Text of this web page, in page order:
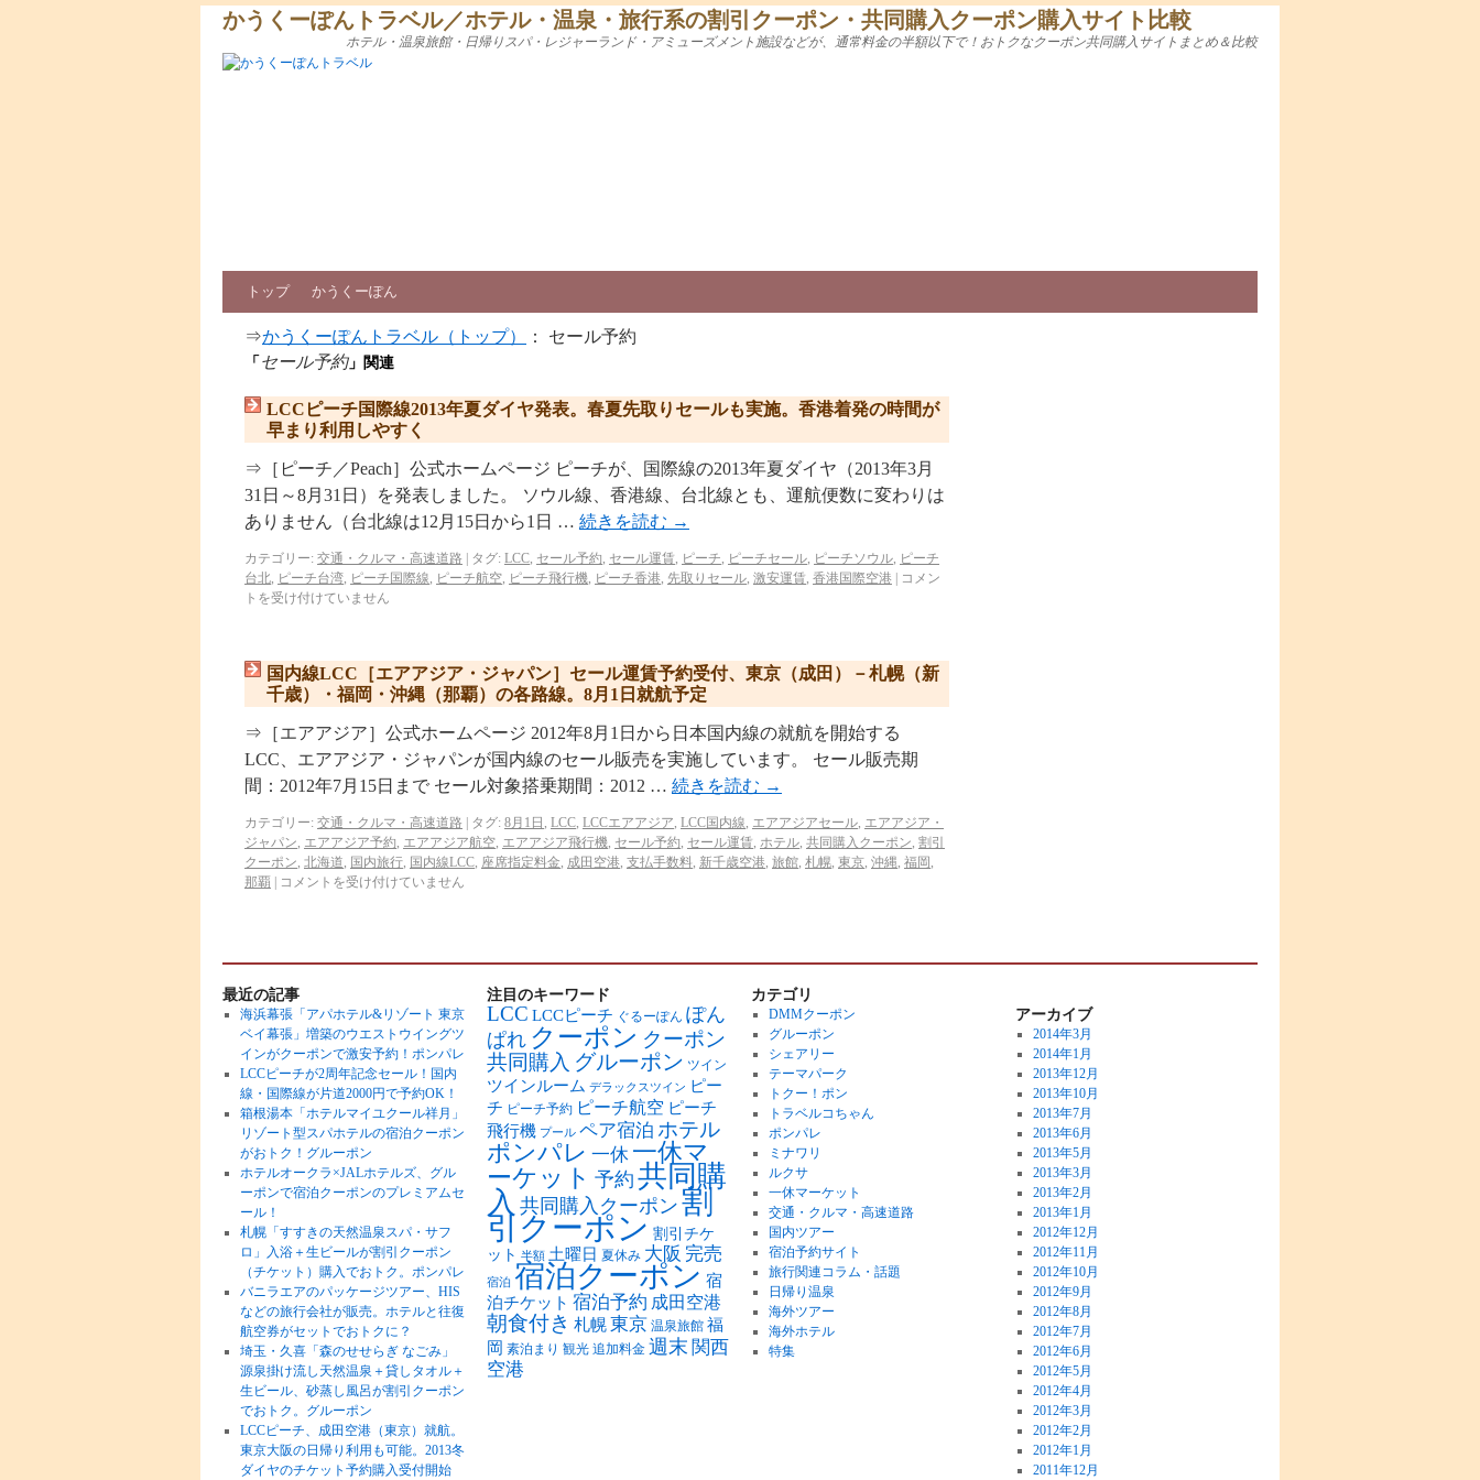
かうくーぽんトラベル／ホテル・温泉・旅行系の割引クーポン・共同購入クーポン購入サイト比較
ホテル・温泉旅館・日帰りスパ・レジャーランド・アミューズメント施設などが、通常料金の半額以下で！おトクなクーポン共同購入サイトまとめ＆比較
トップ かうくーぽん
⇒かうくーぽんトラベル（トップ） ： セール予約
「 セール予約」関連
LCCピーチ国際線2013年夏ダイヤ発表。春夏先取りセールも実施。香港着発の時間が
早まり利用しやすく
⇒［ピーチ／Peach］公式ホームページ ピーチが、国際線の2013年夏ダイヤ（2013年3月
31日～8月31日）を発表しました。 ソウル線、香港線、台北線とも、運航便数に変わりは
ありません（台北線は12月15日から1日 … 続きを読む →
カテゴリー: 交通・クルマ・高速道路 タグ: LCC, セール予約, セール運賃, ピーチ, ピーチセール, ピーチソウル, ピーチ
台北, ピーチ台湾, ピーチ国際線, ピーチ航空, ピーチ飛行機, ピーチ香港, 先取りセール, 激安運賃, 香港国際空港
コメン
トを受け付けていません
国内線LCC［エアアジア・ジャパン］セール運賃予約受付、東京（成田）－札幌（新
千歳）・福岡・沖縄（那覇）の各路線。8月1日就航予定
⇒［エアアジア］公式ホームページ 2012年8月1日から日本国内線の就航を開始する
LCC、エアアジア・ジャパンが国内線のセール販売を実施しています。 セール販売期
間：2012年7月15日まで セール対象搭乗期間：2012 … 続きを読む →
カテゴリー: 交通・クルマ・高速道路 タグ: 8月1日 , LCC, LCCエアアジア, LCC国内線, エアアジアセール, エアアジア・
ジャパン, エアアジア予約, エアアジア航空, エアアジア飛行機, セール予約, セール運賃, ホテル, 共同購入クーポン, 割引
クーポン, 北海道, 国内旅行, 国内線LCC, 座席指定料金, 成田空港, 支払手数料, 新千歳空港, 旅館, 札幌, 東京, 沖縄, 福岡 ,
那覇
コメントを受け付けていません
最近の記事
海浜幕張「アパホテル&リゾート 東京
ベイ幕張」増築のウエストウイングツ
インがクーポンで激安予約！ポンパレ
LCCピーチが2周年記念セール！国内
線・国際線が片道2000円で予約OK！
箱根湯本「ホテルマイユクール祥月」
リゾート型スパホテルの宿泊クーポン
がおトク！グルーポン
ホテルオークラ×JALホテルズ、グル
ーポンで宿泊クーポンのプレミアムセ
ール！
札幌「すすきの天然温泉スパ・サフ
ロ」入浴＋生ビールが割引クーポン
（チケット）購入でおトク。ポンパレ
バニラエアのパッケージツアー、HIS
などの旅行会社が販売。ホテルと往復
航空券がセットでおトクに？
埼玉・久喜「森のせせらぎ なごみ」
源泉掛け流し天然温泉＋貸しタオル＋
生ビール、砂蒸し風呂が割引クーポン
でおトク。グルーポン
LCCピーチ、成田空港（東京）就航。
東京大阪の日帰り利用も可能。2013冬
ダイヤのチケット予約購入受付開始
注目のキーワード
LCC LCCピーチ ぐるーぽん ぽん
ぱれ クーポン クーポン
共同購入 グルーポン ツイン
ツインルーム デラックスツイン ピー
チ ピーチ予約 ピーチ航空 ピーチ
飛行機 プール ペア宿泊 ホテル
ポンパレ 一休 一休マ
ーケット 予約 共同購
入 共同購入クーポン 割
引クーポン 割引チケ
ット 半額 土曜日 夏休み 大阪 完売
宿泊 宿泊クーポン 宿
泊チケット 宿泊予約 成田空港
朝食付き 札幌東京 温泉旅館 福
岡 素泊まり 観光 追加料金 週末 関西
空港
カテゴリ
DMMクーポン
グルーポン
シェアリー
テーマパーク
トクー！ポン
トラベルコちゃん
ポンパレ
ミナワリ
ルクサ
一休マーケット
交通・クルマ・高速道路
国内ツアー
宿泊予約サイト
旅行関連コラム・話題
日帰り温泉
海外ツアー
海外ホテル
特集
アーカイブ
2014年3月
2014年1月
2013年12月
2013年10月
2013年7月
2013年6月
2013年5月
2013年3月
2013年2月
2013年1月
2012年12月
2012年11月
2012年10月
2012年9月
2012年8月
2012年7月
2012年6月
2012年5月
2012年4月
2012年3月
2012年2月
2012年1月
2011年12月